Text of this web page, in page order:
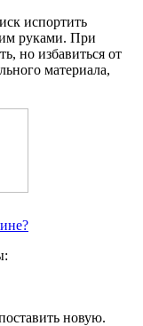
испортить
руками. При
но избавиться от
материала,
новую.